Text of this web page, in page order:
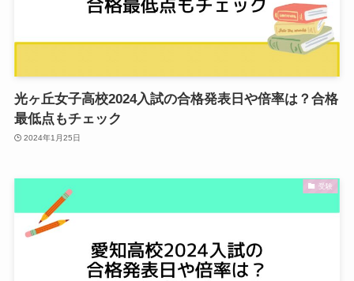
光ヶ丘女子高校2024入試の合格発表日や倍率は？合格
最低点もチェック
2024年1月25日
受験